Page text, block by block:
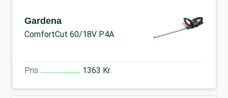
Gardena
ComfortCut 60/18V P4A
Pris 1363 Kr.